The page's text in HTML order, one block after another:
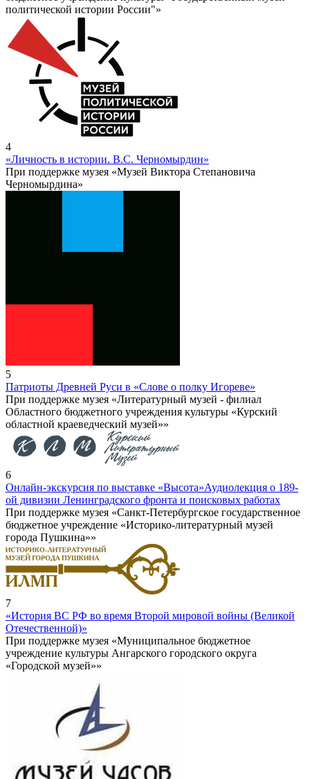
политической истории России"»
4
«Личность в истории. В.С. Черномырдин»
При поддержке музея «Музей Виктора Степановича
Черномырдина»
5
Патриоты Древней Руси в «Слове о полку Игореве»
При поддержке музея «Литературный музей - филиал
Областного бюджетного учреждения культуры «Курский
областной краеведческий музей»»
6
Онлайн-экскурсия по выставке «Высота»Аудиолекция о 189-
ой дивизии Ленинградского фронта и поисковых работах
При поддержке музея «Санкт-Петербургское государственное
бюджетное учреждение «Историко-литературный музей
города Пушкина»»
7
«История ВС РФ во время Второй мировой войны (Великой
Отечественной)»
При поддержке музея «Муниципальное бюджетное
учреждение культуры Ангарского городского округа
«Городской музей»»